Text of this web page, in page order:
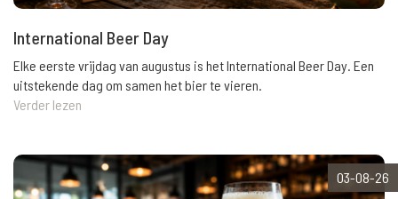
International Beer Day
Elke eerste vrijdag van augustus is het International Beer Day. Een
uitstekende dag om samen het bier te vieren.
Verder lezen
03-08-26